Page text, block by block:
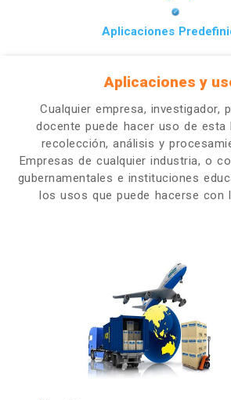
Aplicaciones
Aplicaciones y
Cualquier empresa, investigador,
docente puede hacer uso de esta
recolección, análisis y
Empresas de cualquier industria, o
gubernamentales e instituciones
los usos que puede hacerse con